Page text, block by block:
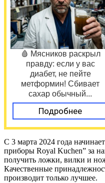
🩸 Мясников раскрыл
правду: если у вас
диабет, не пейте
метформин! Сбивает
сахар обычный...
Подробнее
С 3 марта 2024 года
приборы Royal Kuchen” за
получить ложки, вилки и
Качественные
производит только лучшее.